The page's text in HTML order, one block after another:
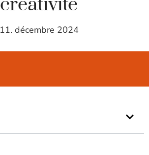
11. décembre 2024